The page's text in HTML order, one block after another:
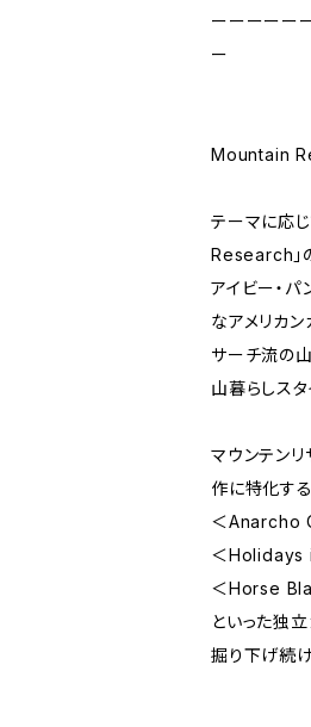
ーーーーー
ー
Mountain
テーマに応
Research」
アイビー・パ
なアメリカ
サーチ流の
山暮らしスタ
マウンテン
作に特化する
＜Anarcho
＜Holidays
＜Horse
といった独
掘り下げ続け